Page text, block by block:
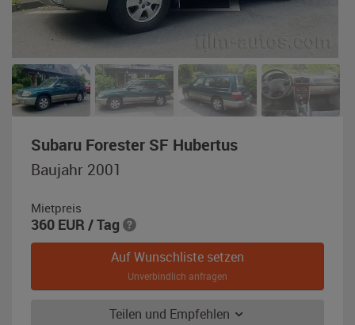
Subaru Forester SF Hubertus,
Baujahr 2001
Mietpreis
360 EUR / Tag
Auf Wunschliste setzen
Unverbindlich anfragen
Teilen und Empfehlen